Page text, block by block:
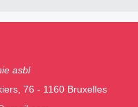
asbl
76 - 1160 Bruxelles